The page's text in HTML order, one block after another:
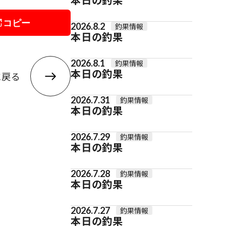
コピー
る
2026.8.2 釣果情報
本日の釣果
2026.8.1 釣果情報
本日の釣果
2026.7.31 釣果情報
本日の釣果
2026.7.29 釣果情報
本日の釣果
2026.7.28 釣果情報
本日の釣果
2026.7.27 釣果情報
本日の釣果